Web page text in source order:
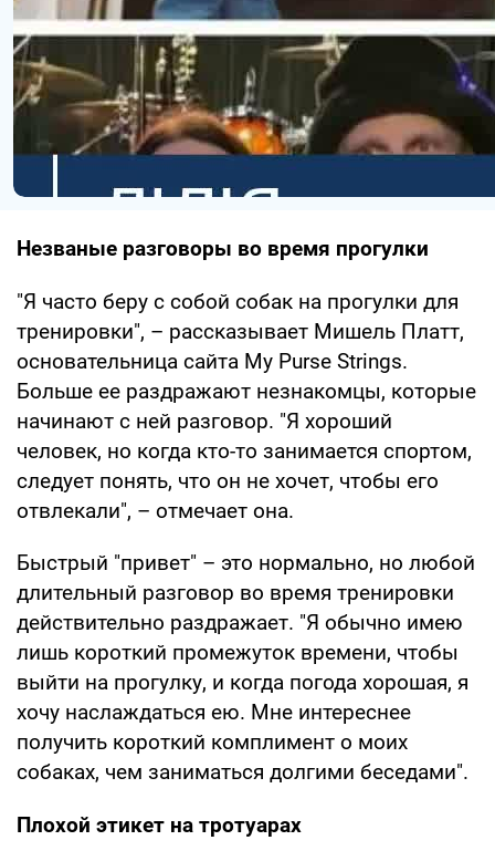
Незваные разговоры во время прогулки
"Я часто беру с собой собак на прогулки для
тренировки", – рассказывает Мишель Платт,
основательница сайта My Purse Strings.
Больше ее раздражают незнакомцы, которые
начинают с ней разговор. "Я хороший
человек, но когда кто-то занимается спортом,
следует понять, что он не хочет, чтобы его
отвлекали", – отмечает она.
Быстрый "привет" – это нормально, но любой
длительный разговор во время тренировки
действительно раздражает. "Я обычно имею
лишь короткий промежуток времени, чтобы
выйти на прогулку, и когда погода хорошая, я
хочу наслаждаться ею. Мне интереснее
получить короткий комплимент о моих
собаках, чем заниматься долгими беседами".
Плохой этикет на тротуарах